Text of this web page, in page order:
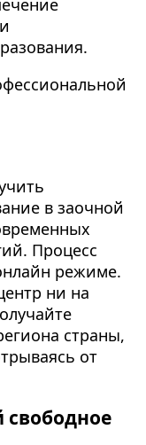
в заочной
Процесс
режиме.
ни на
страны,
от
свободное